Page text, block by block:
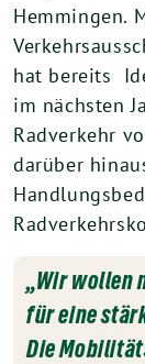
Hemmingen.
hat bereits
im nächsten
Radverkehr
darüber
„Wir wollen
für eine
Die